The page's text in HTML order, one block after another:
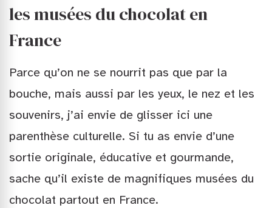
les musées du chocolat en
France
Parce qu’on ne se nourrit pas que par la
bouche, mais aussi par les yeux, le nez et les
souvenirs, j’ai envie de glisser ici une
parenthèse culturelle. Si tu as envie d’une
sortie originale, éducative et gourmande,
sache qu’il existe de magnifiques musées du
chocolat partout en France.